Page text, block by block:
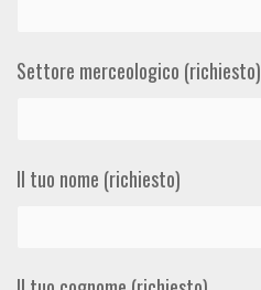
Settore merceologico (richiesto)
Il tuo nome (richiesto)